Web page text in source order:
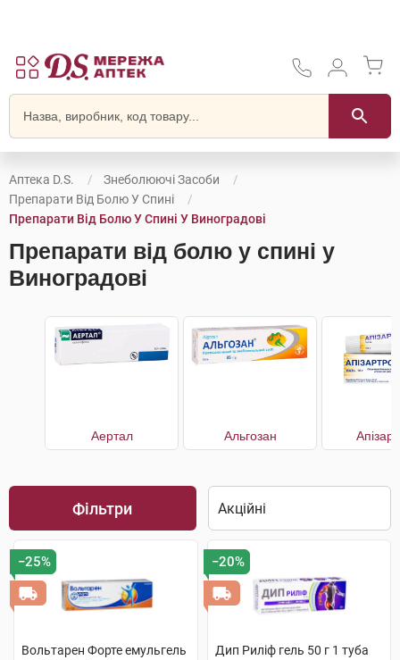
Аптека D.S.
Знеболюючі Засоби
Препарати Від Болю У Спині
Препарати Від Болю У Спині У Виноградові
Препарати від болю у спині у
Виноградові
Аертал Альгозан
Фільтри
−25%
Вольтарен Форте емульгель
−20%
Дип Риліф гель 50 г 1 туба